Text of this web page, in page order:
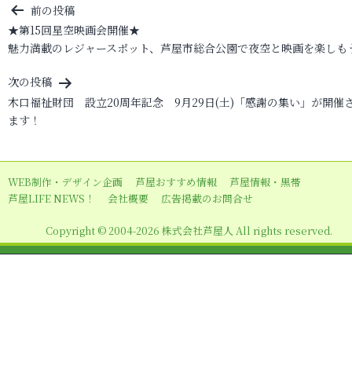
投
稿
ナ
ビ
ゲ
ー
シ
ョ
ン
前の投稿
★第15回星空映画会開催★
魅力満載のレジャースポット、芦屋市総合公園で夜空と映画を楽しも
次の投稿
木口福祉財団 設立20周年記念 9月29日(土)「感謝の集い」が開催
ます！
WEB制作・デザイン企画 芦屋おすすめ情報
芦屋情報・黒帯
芦屋LIFE NEWS！
会社概要 広告掲載のお問合せ
Copyright © 2004-2026 株式会社芦屋人 All rights reserved.